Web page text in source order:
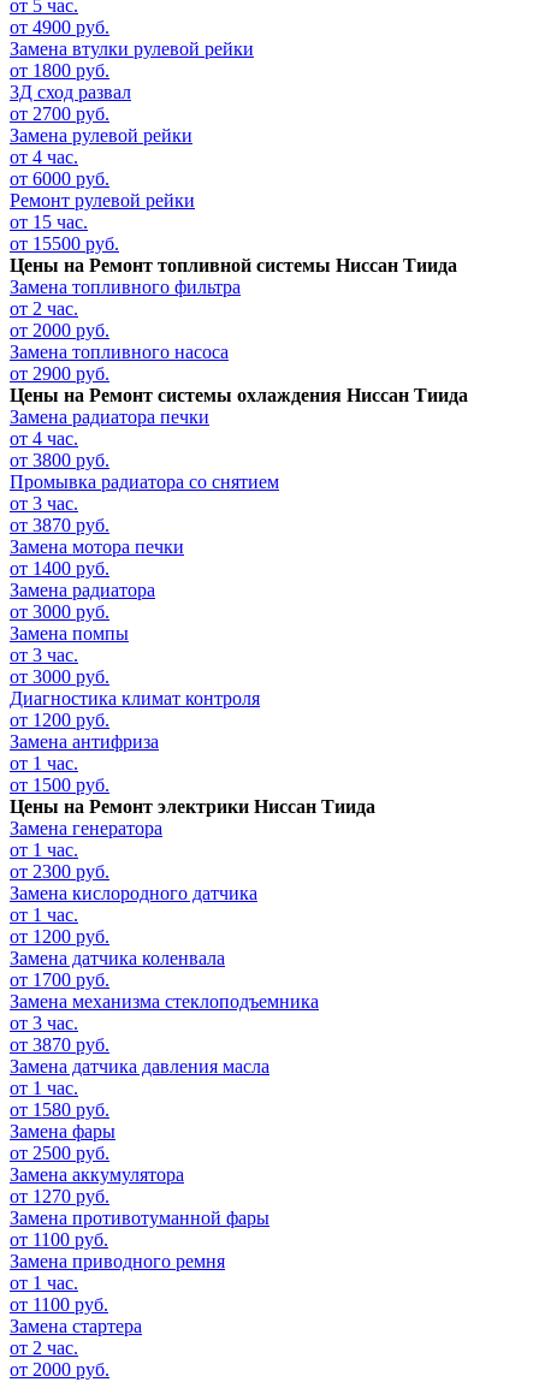
от 5 час.
от 4900 руб.
Замена втулки рулевой рейки
от 1800 руб.
3Д сход развал
от 2700 руб.
Замена рулевой рейки
от 4 час.
от 6000 руб.
Ремонт рулевой рейки
от 15 час.
от 15500 руб.
Цены на Ремонт топливной системы Ниссан Тиида
Замена топливного фильтра
от 2 час.
от 2000 руб.
Замена топливного насоса
от 2900 руб.
Цены на Ремонт системы охлаждения Ниссан Тиида
Замена радиатора печки
от 4 час.
от 3800 руб.
Промывка радиатора со снятием
от 3 час.
от 3870 руб.
Замена мотора печки
от 1400 руб.
Замена радиатора
от 3000 руб.
Замена помпы
от 3 час.
от 3000 руб.
Диагностика климат контроля
от 1200 руб.
Замена антифриза
от 1 час.
от 1500 руб.
Цены на Ремонт электрики Ниссан Тиида
Замена генератора
от 1 час.
от 2300 руб.
Замена кислородного датчика
от 1 час.
от 1200 руб.
Замена датчика коленвала
от 1700 руб.
Замена механизма стеклоподъемника
от 3 час.
от 3870 руб.
Замена датчика давления масла
от 1 час.
от 1580 руб.
Замена фары
от 2500 руб.
Замена аккумулятора
от 1270 руб.
Замена противотуманной фары
от 1100 руб.
Замена приводного ремня
от 1 час.
от 1100 руб.
Замена стартера
от 2 час.
от 2000 руб.